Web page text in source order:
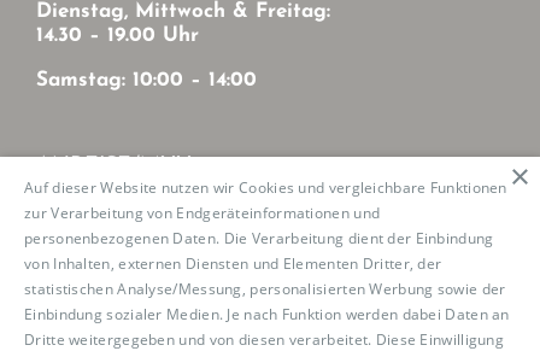
Dienstag, Mittwoch & Freitag:
14.30 – 19.00 Uhr
Samstag: 10:00 – 14:00
Mit MVV von München-Zentrum
U2: Haltestelle Josephsburg
Tram 21: Haltestelle Mutschellestr.
Auf dieser Website nutzen wir Cookies und vergleichbare Funktionen
zur Verarbeitung von Endgeräteinformationen und
personenbezogenen Daten. Die Verarbeitung dient der Einbindung
von Inhalten, externen Diensten und Elementen Dritter, der
statistischen Analyse/Messung, personalisierten Werbung sowie der
Einbindung sozialer Medien. Je nach Funktion werden dabei Daten an
Dritte weitergegeben und von diesen verarbeitet. Diese Einwilligung
×